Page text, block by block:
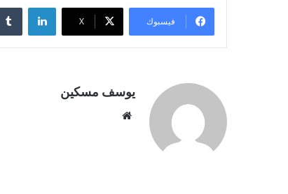
فيسبوك ‫X
لينكدإن
يوسف مسكين